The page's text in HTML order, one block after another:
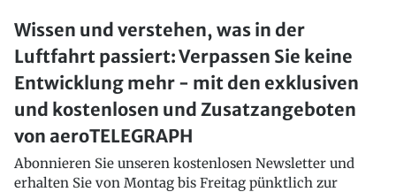
Wissen und verstehen, was in der
Luftfahrt passiert: Verpassen Sie keine
Entwicklung mehr - mit den exklusiven
und kostenlosen und Zusatzangeboten
von aeroTELEGRAPH
Abonnieren Sie unseren kostenlosen Newsletter und
erhalten Sie von Montag bis Freitag pünktlich zur